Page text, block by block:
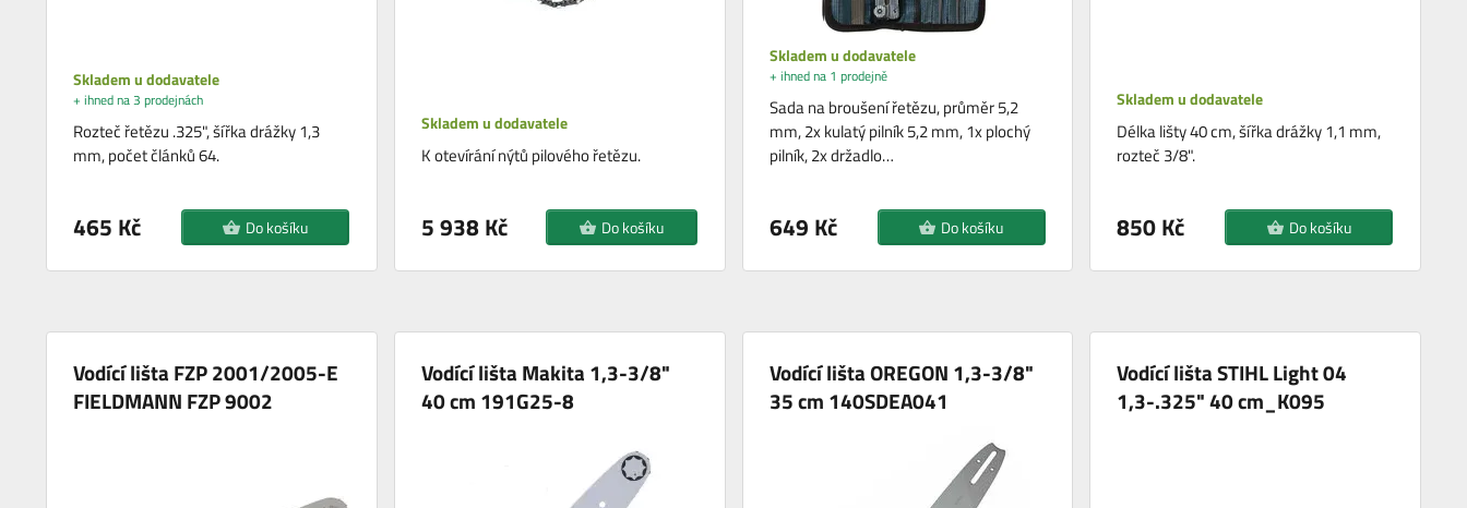
Skladem u dodavatele
+ ihned na 3 prodejnách
Rozteč řetězu .325", šířka drážky 1,3
mm, počet článků 64.
465 Kč Do košíku
Skladem u dodavatele
K otevírání nýtů pilového řetězu.
5 938 Kč Do košíku
Skladem u dodavatele
+ ihned na 1 prodejně
Sada na broušení řetězu, průměr 5,2
mm, 2x kulatý pilník 5,2 mm, 1x plochý
pilník, 2x držadlo…
649 Kč Do košíku
Skladem u dodavatele
Délka lišty 40 cm, šířka drážky 1,1 mm,
rozteč 3/8".
850 Kč Do košíku
Vodící lišta FZP 2001/2005-E
FIELDMANN FZP 9002
Vodící lišta Makita 1,3-3/8"
40 cm 191G25-8
Vodící lišta OREGON 1,3-3/8"
35 cm 140SDEA041
Vodící lišta STIHL Light 04
1,3-.325" 40 cm_K095